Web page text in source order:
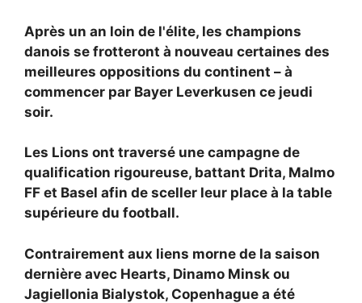
Après un an loin de l'élite, les champions
danois se frotteront à nouveau certaines des
meilleures oppositions du continent – à
commencer par Bayer Leverkusen ce jeudi
soir.
Les Lions ont traversé une campagne de
qualification rigoureuse, battant Drita, Malmo
FF et Basel afin de sceller leur place à la table
supérieure du football.
Contrairement aux liens morne de la saison
dernière avec Hearts, Dinamo Minsk ou
Jagiellonia Bialystok, Copenhague a été